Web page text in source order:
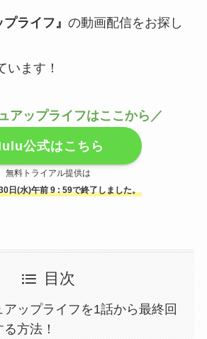
ライフ』 の動画配信をお探し
います！
アップライフはここから／
公式はこちら
無料トライアル提供は
日(水)午前 9 : 59で終了しました。
目次
アップライフを1話から最終回
方法！